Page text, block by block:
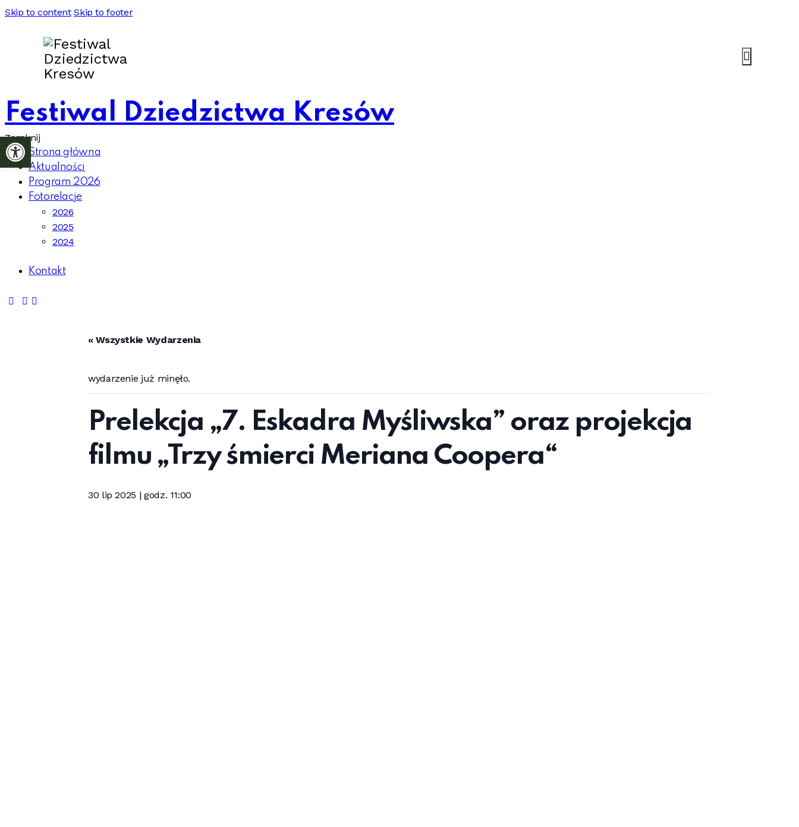
Skip to content Skip to footer
Festiwal Dziedzictwa Kresów
Zamknij
Strona główna
Aktualności
Program 2026
Fotorelacje
2026
2025
2024
Kontakt
« Wszystkie Wydarzenia
wydarzenie już minęło.
Prelekcja „7. Eskadra Myśliwska” oraz projekcja
filmu „Trzy śmierci Meriana Coopera“
30 lip 2025 | godz. 11:00
Otwórz pasek narzędzi